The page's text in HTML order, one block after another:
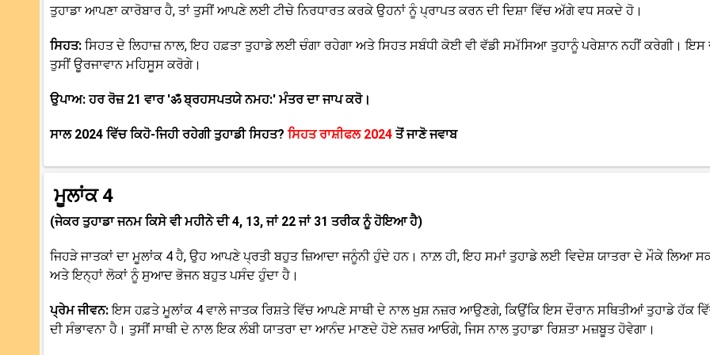
ਤੁਹਾਡਾ ਆਪਣਾ ਕਾਰੋਬਾਰ ਹੈ, ਤਾਂ ਤੁਸੀਂ ਆਪਣੇ ਲਈ ਟੀਚੇ ਨਿਰਧਾਰਤ ਕਰਕੇ ਉਹਨਾਂ ਨੂੰ ਪ੍ਰਾਪਤ ਕਰਨ ਦੀ ਦਿਸ਼ਾ ਵਿੱਚ ਅੱਗੇ ਵਧ ਸਕਦੇ ਹੋ।
ਸਿਹਤ:ਸਿਹਤ ਦੇ ਲਿਹਾਜ਼ ਨਾਲ, ਇਹ ਹਫ਼ਤਾ ਤੁਹਾਡੇ ਲਈ ਚੰਗਾ ਰਹੇਗਾ ਅਤੇ ਸਿਹਤ ਸਬੰਧੀ ਕੋਈ ਵੀ ਵੱਡੀ ਸਮੱਸਿਆ ਤੁਹਾਨੂੰ ਪਰੇਸ਼ਾਨ ਨਹੀਂ ਕਰੇਗੀ। ਇਸ
ਤੁਸੀਂ ਊਰਜਾਵਾਨ ਮਹਿਸੂਸ ਕਰੋਗੇ।
ਉਪਾਅ: ਹਰ ਰੋਜ਼ 21 ਵਾਰ 'ॐ ਬ੍ਰਹਸਪਤਯੇ ਨਮਹ:' ਮੰਤਰ ਦਾ ਜਾਪ ਕਰੋ।
ਸਾਲ 2024 ਵਿੱਚ ਕਿਹੋ-ਜਿਹੀ ਰਹੇਗੀ ਤੁਹਾਡੀ ਸਿਹਤ? ਸਿਹਤ ਰਾਸ਼ੀਫਲ 2024 ਤੋਂ ਜਾਣੋ ਜਵਾਬ
ਮੂਲਾਂਕ 4
(ਜੇਕਰ ਤੁਹਾਡਾ ਜਨਮ ਕਿਸੇ ਵੀ ਮਹੀਨੇ ਦੀ 4, 13, ਜਾਂ 22 ਜਾਂ 31 ਤਰੀਕ ਨੂੰ ਹੋਇਆ ਹੈ)
ਜਿਹੜੇ ਜਾਤਕਾਂ ਦਾ ਮੂਲਾਂਕ 4 ਹੈ, ਉਹ ਆਪਣੇ ਪ੍ਰਤੀ ਬਹੁਤ ਜ਼ਿਆਦਾ ਜਨੂੰਨੀ ਹੁੰਦੇ ਹਨ। ਨਾਲ਼ ਹੀ, ਇਹ ਸਮਾਂ ਤੁਹਾਡੇ ਲਈ ਵਿਦੇਸ਼ ਯਾਤਰਾ ਦੇ ਮੌਕੇ ਲਿਆ
ਅਤੇ ਇਨ੍ਹਾਂ ਲੋਕਾਂ ਨੂੰ ਸੁਆਦ ਭੋਜਨ ਬਹੁਤ ਪਸੰਦ ਹੁੰਦਾ ਹੈ।
ਪ੍ਰੇਮ ਜੀਵਨ:ਇਸ ਹਫ਼ਤੇ ਮੂਲਾਂਕ 4 ਵਾਲੇ ਜਾਤਕ ਰਿਸ਼ਤੇ ਵਿੱਚ ਆਪਣੇ ਸਾਥੀ ਦੇ ਨਾਲ ਖੁਸ਼ ਨਜ਼ਰ ਆਉਣਗੇ, ਕਿਉਂਕਿ ਇਸ ਦੌਰਾਨ ਸਥਿਤੀਆਂ ਤੁਹਾਡੇ ਹੱਕ
ਦੀ ਸੰਭਾਵਨਾ ਹੈ। ਤੁਸੀਂ ਸਾਥੀ ਦੇ ਨਾਲ ਇਕ ਲੰਬੀ ਯਾਤਰਾ ਦਾ ਆਨੰਦ ਮਾਣਦੇ ਹੋਏ ਨਜ਼ਰ ਆਓਗੇ, ਜਿਸ ਨਾਲ ਤੁਹਾਡਾ ਰਿਸ਼ਤਾ ਮਜ਼ਬੂਤ ਹੋਵੇਗਾ।